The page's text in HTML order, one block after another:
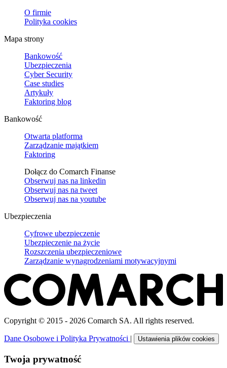
O firmie
Polityka cookies
Mapa strony
Bankowość
Ubezpieczenia
Cyber Security
Case studies
Artykuły
Faktoring blog
Bankowość
Otwarta platforma
Zarządzanie majątkiem
Faktoring
Dołącz do Comarch Finanse
Obserwuj nas na linkedin
Obserwuj nas na tweet
Obserwuj nas na youtube
Ubezpieczenia
Cyfrowe ubezpieczenie
Ubezpieczenie na życie
Rozszczenia ubezpieczeniowe
Zarządzanie wynagrodzeniami motywacyjnymi
Copyright © 2015 - 2026 Comarch SA. All rights reserved.
Dane Osobowe i Polityka Prywatności Ustawienia plików cookies
Twoja prywatność